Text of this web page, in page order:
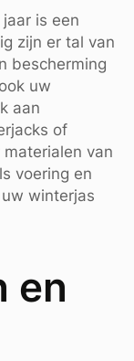
is een
zijn er tal van
bescherming
uw
aan
of
van
voering en
winterjas
en